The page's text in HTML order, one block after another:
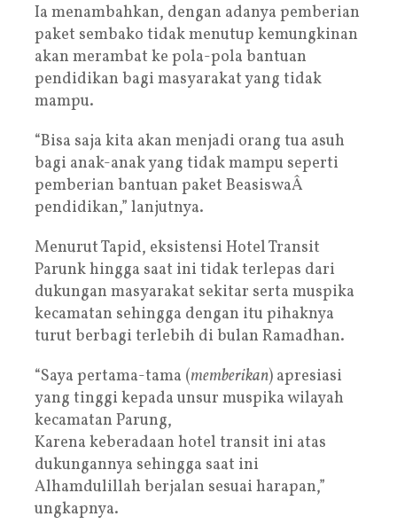
Ia menambahkan, dengan adanya pemberian
paket sembako tidak menutup kemungkinan
akan merambat ke pola-pola bantuan
pendidikan bagi masyarakat yang tidak
mampu.
“Bisa saja kita akan menjadi orang tua asuh
bagi anak-anak yang tidak mampu seperti
pemberian bantuan paket BeasiswaÂ
pendidikan,” lanjutnya.
Menurut Tapid, eksistensi Hotel Transit
Parunk hingga saat ini tidak terlepas dari
dukungan masyarakat sekitar serta muspika
kecamatan sehingga dengan itu pihaknya
turut berbagi terlebih di bulan Ramadhan.
“Saya pertama-tama (memberikan) apresiasi
yang tinggi kepada unsur muspika wilayah
kecamatan Parung,
Karena keberadaan hotel transit ini atas
dukungannya sehingga saat ini
Alhamdulillah berjalan sesuai harapan,”
ungkapnya.